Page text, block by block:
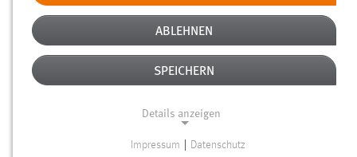
16.11.2010
Für die Studierenden des Schwerpunktes
Finanz- und Versicherungsmärkte im
Studiengang Handels- und
Betriebswirtschaft) fand auf Einladung
durch Prof. Dr. Thorsten Hock ein
ABLEHNEN
SPEICHERN
Details anzeigen
Impressum Datenschutz